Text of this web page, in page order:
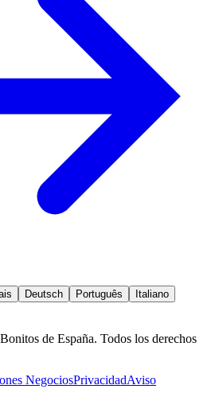
Deutsch Português
Italiano
de España. Todos los derechos
NegociosPrivacidadAviso